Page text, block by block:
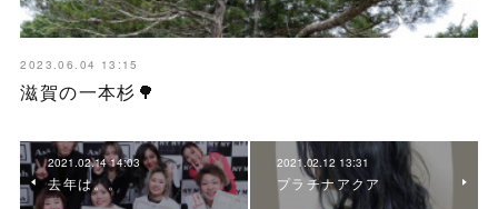
2023.06.04 13:15
滋賀の一本杉🌳
2021.02.14 14:03
去年は。。
2021.02.12 13:31
プラチナアクア